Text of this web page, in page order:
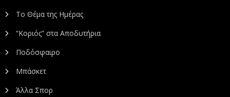
Το Θέμα της Ημέρας
“Κοριός” στα Αποδυτήρια
Ποδόσφαιρο
Μπάσκετ
Άλλα Σπορ